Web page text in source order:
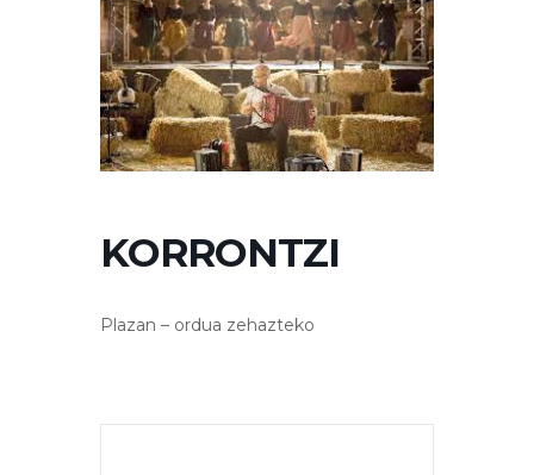
KORRONTZI
Plazan – ordua zehazteko